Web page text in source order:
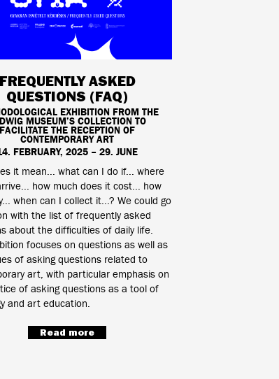
FREQUENTLY ASKED
QUESTIONS (FAQ)
EXHIBITION FROM THE
MUSEUM’S COLLECTION TO
FACILITATE THE RECEPTION OF
CONTEMPORARY ART
FEBRUARY, 2025 – 29. JUNE
it mean... what can I do if... where
how much does it cost... how
when can I collect it...? We could go
with the list of frequently asked
about the difficulties of daily life.
focuses on questions as well as
of asking questions related to
art, with particular emphasis on
of asking questions as a tool of
and art education.
Read more